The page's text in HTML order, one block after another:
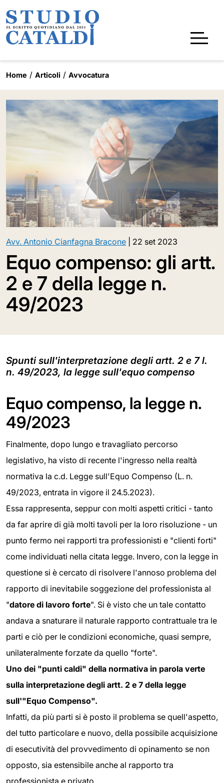
Home Articoli Avvocatura
Avv. Antonio Cianfagna Bracone 22 set 2023
Equo compenso: gli artt.
2 e 7 della legge n.
49/2023
Spunti sull'interpretazione degli artt. 2 e 7 l.
n. 49/2023, la legge sull'equo compenso
Equo compenso, la legge n.
49/2023
Finalmente, dopo lungo e travagliato percorso
legislativo, ha visto di recente l'ingresso nella realtà
normativa la c.d. Legge sull'Equo Compenso (L. n.
49/2023, entrata in vigore il 24.5.2023).
Essa rappresenta, seppur con molti aspetti critici - tanto
da far aprire di già molti tavoli per la loro risoluzione - un
punto fermo nei rapporti tra professionisti e "clienti forti"
come individuati nella citata legge. Invero, con la legge in
questione si è cercato di risolvere l'annoso problema del
rapporto di inevitabile soggezione del professionista al
"datore di lavoro forte". Si è visto che un tale contatto
andava a snaturare il naturale rapporto contrattuale tra le
parti e ciò per le condizioni economiche, quasi sempre,
unilateralmente forzate da quello "forte".
Uno dei "punti caldi" della normativa in parola verte
sulla interpretazione degli artt. 2 e 7 della legge
sull'"Equo Compenso".
Infatti, da più parti si è posto il problema se quell'aspetto,
del tutto particolare e nuovo, della possibile acquisizione
di esecutività del provvedimento di opinamento se non
opposto, sia estensibile anche al rapporto tra